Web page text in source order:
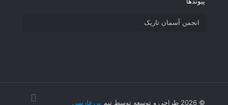
انجمن آسمان تاریک
© 2026 طراحی و توسعه توسط تیم بی فارسی